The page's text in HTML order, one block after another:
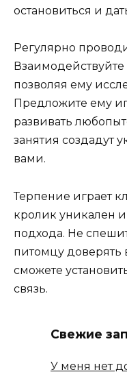
остановиться и
Регулярно
позволяя ему
Предложите ему
развивать
занятия создадут
вами.
Терпение играет
кролик уникален
подхода. Не
питомцу
сможете
связь.
Свежие
У меня нет